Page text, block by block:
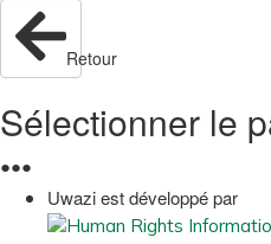
Retour
Sélectionner le
●●●
Uwazi est développé par